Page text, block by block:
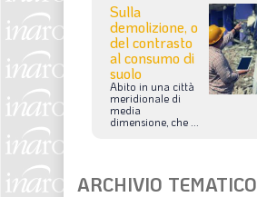
Sulla
demolizione, o
del contrasto
al consumo di
suolo
Abito in una città
meridionale di
media
dimensione, che
ARCHIVIO TEMATICO